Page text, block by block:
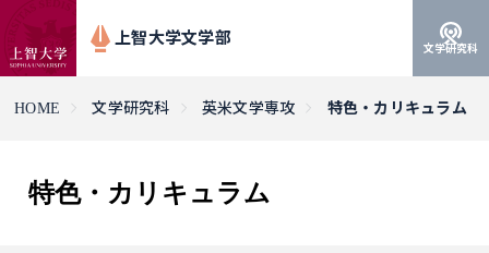
上智大学文学部
文学研究科
HOME 文学研究科 英米文学専攻 特色・カリキュラム
特色・カリキュラム